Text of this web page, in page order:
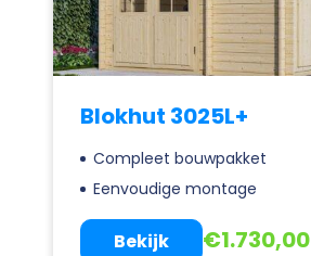
Blokhut 3025L+
Compleet bouwpakket
Eenvoudige montage
€1.730,00
Bekijk